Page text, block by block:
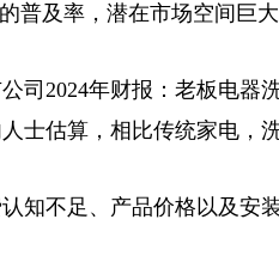
普及率，潜在市场空间巨大
2024年财报：老板电器
士估算，相比传统家电，
不足、产品价格以及安装